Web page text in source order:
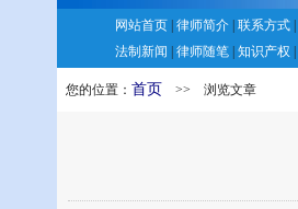
网站首页 律师简介 联系方式
法制新闻
律师随笔 知识产权
您的位置： 首页 >> 浏览文章